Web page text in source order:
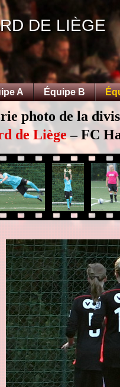
DE LIÈGE
A Équipe B
photo de la
de Liège– FC